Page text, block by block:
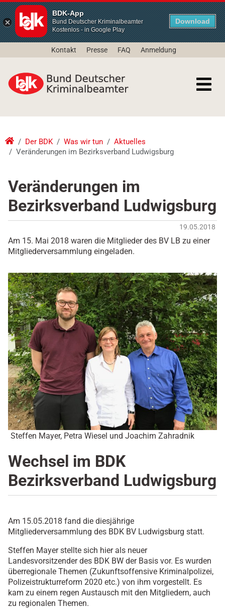
BDK-App
Bund Deutscher Kriminalbeamter
Kostenlos - in Google Play
Download
Kontakt Presse FAQ Anmeldung
Der BDK Was wir tun
Aktuelles
Veränderungen im Bezirksverband Ludwigsburg
Veränderungen im
Bezirksverband Ludwigsburg
19.05.2018
Am 15. Mai 2018 waren die Mitglieder des BV LB zu einer
Mitgliederversammlung eingeladen.
Steffen Mayer, Petra Wiesel und Joachim Zahradnik
Wechsel im BDK
Bezirksverband Ludwigsburg
Am 15.05.2018 fand die diesjährige
Mitgliederversammlung des BDK BV Ludwigsburg statt.
Steffen Mayer stellte sich hier als neuer
Landesvorsitzender des BDK BW der Basis vor. Es wurden
überregionale Themen (Zukunftsoffensive Kriminalpolizei,
Polizeistrukturreform 2020 etc.) von ihm vorgestellt. Es
kam zu einem regen Austausch mit den Mitgliedern, auch
zu regionalen Themen.